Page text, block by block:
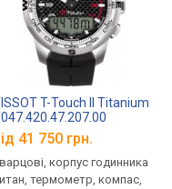
T-Touch II Titanium
41 750 грн.
корпус годинника
термометр, компас,